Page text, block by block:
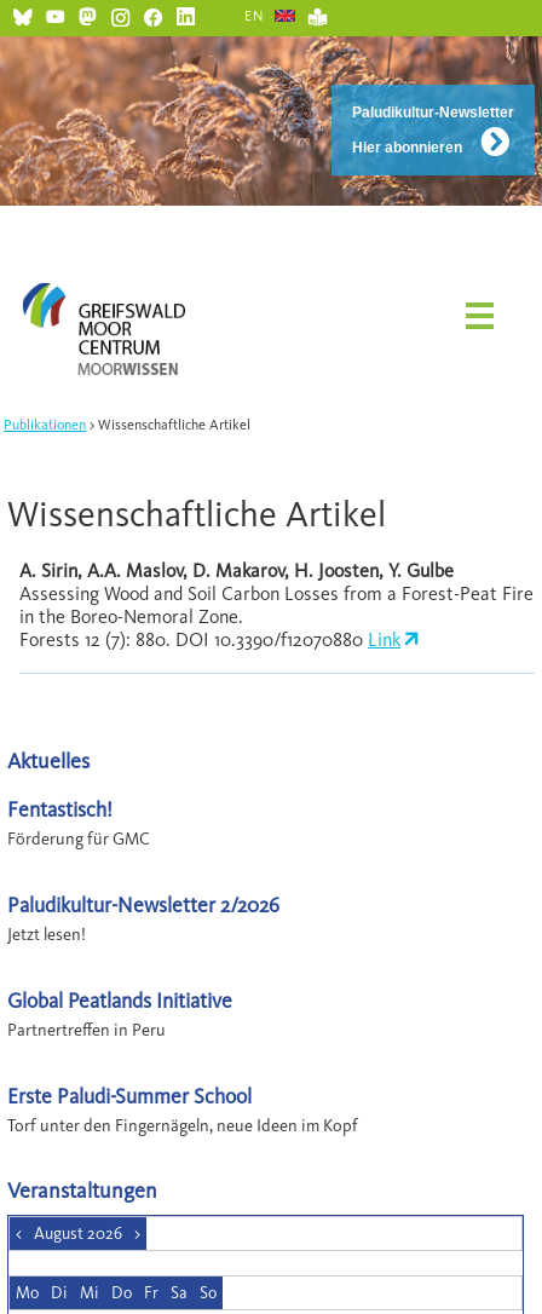
Paludikultur-Newsletter
Hier abonnieren
EN
Publikationen Wissenschaftliche Artikel
Wissenschaftliche Artikel
A. Sirin, A.A. Maslov, D. Makarov, H. Joosten, Y. Gulbe
Assessing Wood and Soil Carbon Losses from a Forest-Peat Fire
in the Boreo-Nemoral Zone.
Forests 12 (7): 880. DOI 10.3390/f12070880 Link
Aktuelles
Fentastisch!
Förderung für GMC
Paludikultur-Newsletter 2/2026
Jetzt lesen!
Global Peatlands Initiative
Partnertreffen in Peru
Erste Paludi-Summer School
Torf unter den Fingernägeln, neue Ideen im Kopf
Veranstaltungen
< August 2026 >
Mo Di Mi Do Fr Sa So